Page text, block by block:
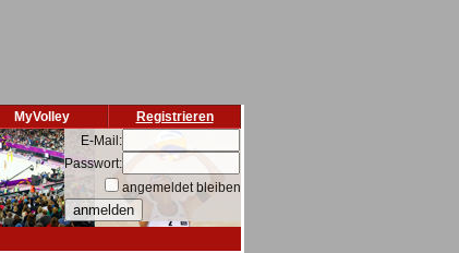
Registrieren
MyVolley
E-Mail:
Passwort:
angemeldet bleiben